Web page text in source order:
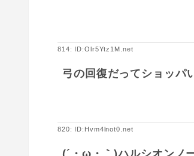
814: ID:Olr5Ytz1M.net
弓の回復だってショッパ
820: ID:Hvm4lnot0.net
(´・ω・｀)ハルシオンノ